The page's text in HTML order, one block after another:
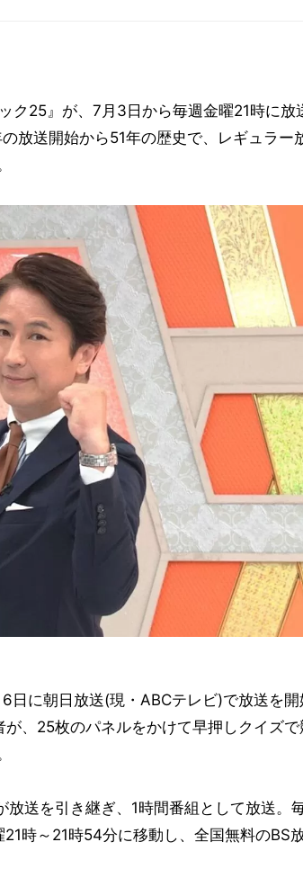
ク25』が、7月3日から毎週金曜21時に放
放送開始から51年の歴史で、レギュラー
日に朝日放送(現・ABCテレビ)で放送を開
、25枚のパネルをかけて早押しクイズで
送を引き継ぎ、1時間番組として放送。
時～21時54分に移動し、全国無料のBS